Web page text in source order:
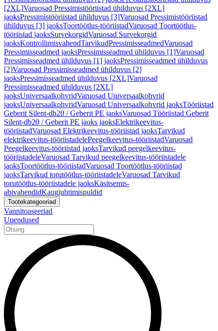
[2XL]Varuosad Pressimistööriistad ühilduvus [2XL]
jaoksPressimistööriistad ühilduvus [3]Varuosad Pressimistööriistad
ühilduvus [3] jaoksToortöötlus-tööriistadVaruosad Toortöötlus-
tööriistad jaoksSurvekorgidVaruosad Survekorgid
jaoksKontrollimisvahendTarvikudPressimisseadmedVaruosad
Pressimisseadmed jaoksPressimisseadmed ühilduvus [1]Varuosad
Pressimisseadmed ühilduvus [1] jaoksPressimisseadmed ühilduvus
[2]Varuosad Pressimisseadmed ühilduvus [2]
jaoksPressimisseadmed ühilduvus [2XL]Varuosad
Pressimisseadmed ühilduvus [2XL]
jaoksUniversaalkohvridVaruosad Universaalkohvrid
jaoksUniversaalkohvridVaruosad Universaalkohvrid jaoksTööriistad
Geberit Silent-db20 / Geberit PE jaoksVaruosad Tööriistad Geberit
Silent-db20 / Geberit PE jaoks jaoksElektrikeevitus-
tööriistadVaruosad Elektrikeevitus-tööriistad jaoksTarvikud
elektrikeevitus-tööriistadelePeegelkeevitus-tööriistadVaruosad
Peegelkeevitus-tööriistad jaoksTarvikud peegelkeevitus-
tööriistadeleVaruosad Tarvikud peegelkeevitus-tööriistadele
jaoksToortöötlus-tööriistadVaruosad Toortöötlus-tööriistad
jaoksTarvikud torutöötlus-tööriistadeleVaruosad Tarvikud
torutöötlus-tööriistadele jaoksKäsitsemis-
abivahendidKaugjuhtimispuldid
Tootekategooriad
Vannitoaseeriad
Uuendused